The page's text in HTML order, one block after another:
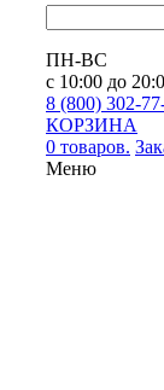
ПН-ВС
с 10:00 до
8 (800) 302-
КОРЗИНА
0 товаров.
Меню